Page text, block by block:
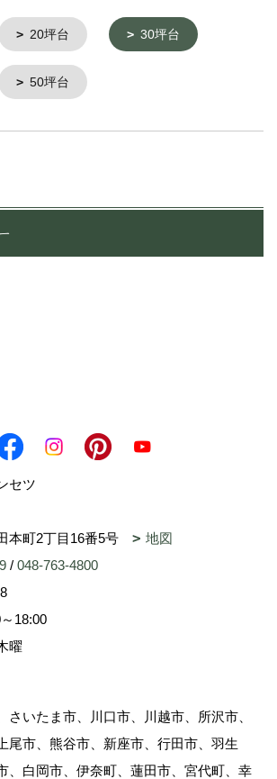
20坪台 30坪台
50坪台
セツ
本町2丁目16番5号
地図
/ 048-763-4800
～18:00
曜
さいたま市、川口市、川越市、所沢市、
尾市、熊谷市、新座市、行田市、羽生
、白岡市、伊奈町、蓮田市、宮代町、幸